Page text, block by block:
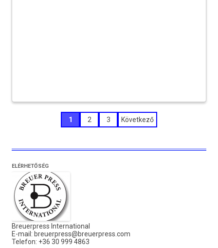
1 2 3 Következő
ELÉRHETŐSÉG
Breuerpress International
E-mail: breuerpress@breuerpress.com
Telefon: +36 30 999 4863